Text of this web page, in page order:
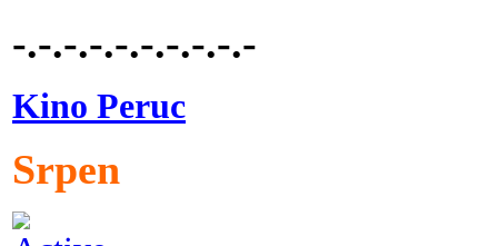
-.-.-.-.-.-.-.-.-.-
Kino Peruc
Srpen